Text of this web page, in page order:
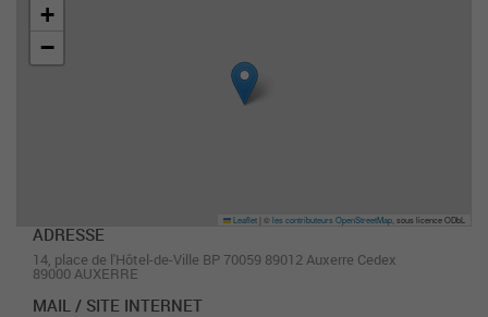
+
−
Leaflet ©les contributeurs OpenStreetMap , sous licence ODbL
ADRESSE
14, place de l'Hôtel-de-Ville BP 70059 89012 Auxerre Cedex
89000 AUXERRE
MAIL / SITE INTERNET